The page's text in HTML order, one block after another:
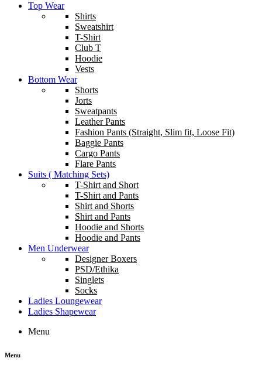
Top Wear
Shirts
Sweatshirt
T-Shirt
Club T
Hoodie
Vests
Bottom Wear
Shorts
Jorts
Sweatpants
Leather Pants
Fashion Pants (Straight, Slim fit, Loose Fit)
Baggie Pants
Cargo Pants
Flare Pants
Suits ( Matching Sets)
T-Shirt and Short
T-Shirt and Pants
Shirt and Shorts
Shirt and Pants
Hoodie and Shorts
Hoodie and Pants
Men Underwear
Designer Boxers
PSD/Ethika
Singlets
Socks
Ladies Loungewear
Ladies Shapewear
Menu
Menu